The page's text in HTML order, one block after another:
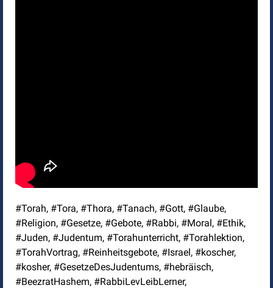
#Torah, #Tora, #Thora, #Tanach, #Gott, #Glaube,
#Religion, #Gesetze, #Gebote, #Rabbi, #Moral, #Ethik,
#Juden, #Judentum, #Torahunterricht, #Torahlektion,
#TorahVortrag, #Reinheitsgebote, #Israel, #koscher,
#kosher, #GesetzeDesJudentums, #hebräisch,
#BeezratHashem, #RabbiLevLeibLerner,